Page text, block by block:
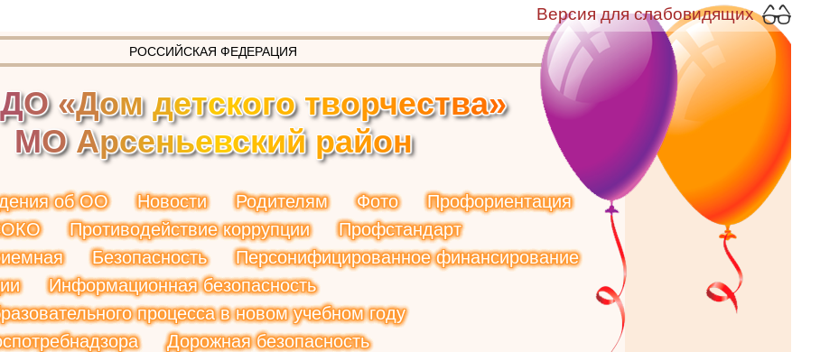
Версия для слабовидящих
РОССИЙСКАЯ ФЕДЕРАЦИЯ
ДО «Дом детского творчества»
МО Арсеньевский район
об ОО Новости Родителям Фото
Профориентация
Противодействие коррупции
Профстандарт
Безопасность
Персонифицированное финансирование
Информационная безопасность
процесса в новом учебном году
Дорожная безопасность